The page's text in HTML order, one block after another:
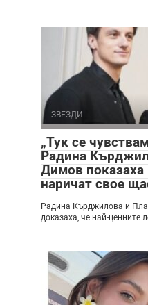
ЗВЕЗДИ
„Тук се
Радина
Димов показаха
наричат свое
Радина Кърджилова и
доказаха, че най-ценните